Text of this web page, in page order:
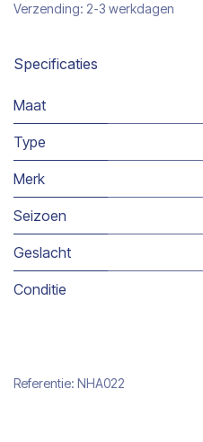
Verzending: 2-3 werkdagen
Specificaties
Maat
Type
Merk
Seizoen
Geslacht
Conditie
Referentie: NHA022